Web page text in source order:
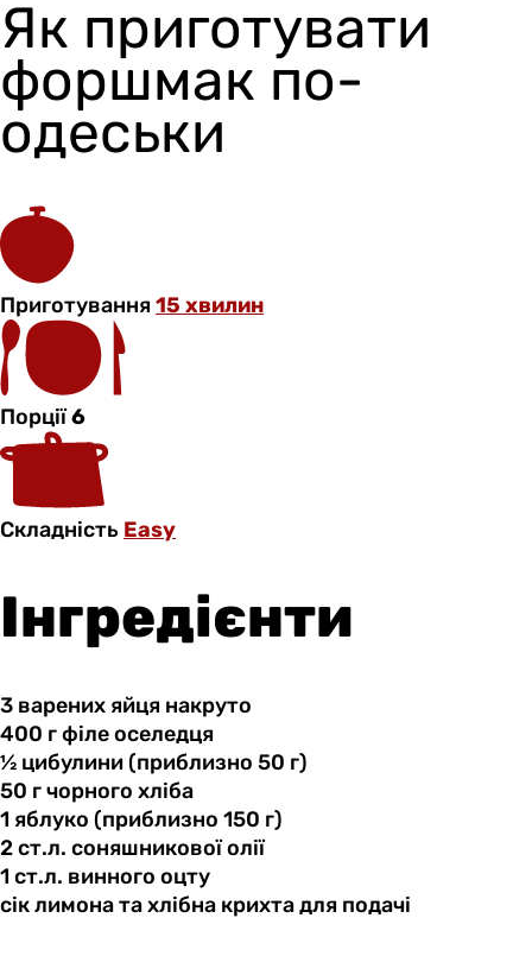
Як приготувати
форшмак по-
одеськи
Приготування15 хвилин
Порції6
Складність Easy
Інгредієнти
3 варених яйця накруто
400 гфілеоселедця
½ цибулини(приблизно 50 г)
50 гчорного хліба
1 яблуко (приблизно 150 г)
2 ст.л. соняшниковоїолії
1 ст.л. винного оцту
сік лимонатахлібна крихта для подачі